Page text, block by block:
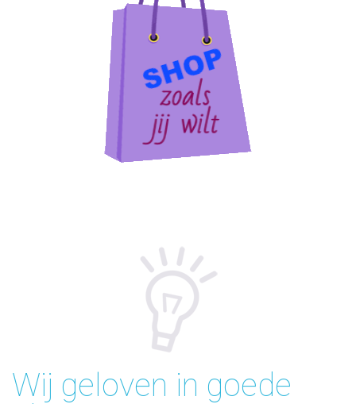
Wij geloven in goede